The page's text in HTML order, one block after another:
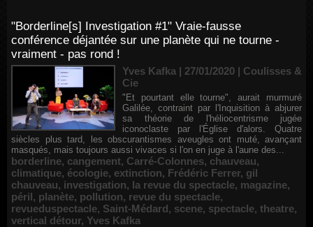
"Borderline[s] Investigation #1" Vraie-fausse
conférence déjantée sur une planète qui ne tourne -
vraiment - pas rond !
Yves Kafka | 27/01/2020 | Coulisses &
Cie
"Et pourtant elle tourne", aurait murmuré
Galilée, contraint par l'Inquisition à abjurer
sa théorie de l'héliocentrisme jugée
iconoclaste par l'Église d'alors. Quatre
siècles plus tard, les obscurantismes aveugles ont muté, avançant
masqués, mais toujours aussi vivaces si l'on en juge à l'aune des...
borderline, cangement, Carré-Colonnes, chauveau,
climatique, écologie, extinction, Frédéric Ferrer, gil
chauveau, investigation, la revue du spectacle, magazine,
péril, planète, pollution, revue du spectacle,
revueduspectacle, Saint-Médard, scene, spectacle, theatre,
vertical détour, Yves Kafka